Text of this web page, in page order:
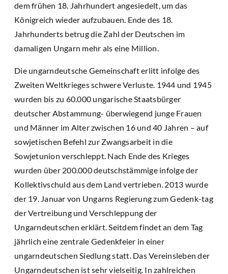
dem frühen 18. Jahrhundert angesiedelt, um das
Königreich wieder aufzubauen. Ende des 18.
Jahrhunderts betrug die Zahl der Deutschen im
damaligen Ungarn mehr als eine Million.
Die ungarndeutsche Gemeinschaft erlitt infolge des
Zweiten Weltkrieges schwere Verluste. 1944 und 1945
wurden bis zu 60.000 ungarische Staatsbürger
deutscher Abstammung- überwiegend junge Frauen
und Männer im Alter zwischen 16 und 40 Jahren – auf
sowjetischen Befehl zur Zwangsarbeit in die
Sowjetunion verschleppt. Nach Ende des Krieges
wurden über 200.000 deutschstämmige infolge der
Kollektivschuld aus dem Land vertrieben. 2013 wurde
der 19. Januar von Ungarns Regierung zum Gedenk-tag
der Vertreibung und Verschleppung der
Ungarndeutschen erklärt. Seitdem findet an dem Tag
jährlich eine zentrale Gedenkfeier in einer
ungarndeutschen Siedlung statt. Das Vereinsleben der
Ungarndeutschen ist sehr vielseitig. In zahlreichen